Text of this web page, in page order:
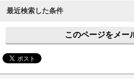
最近検索した条件
このページをメー